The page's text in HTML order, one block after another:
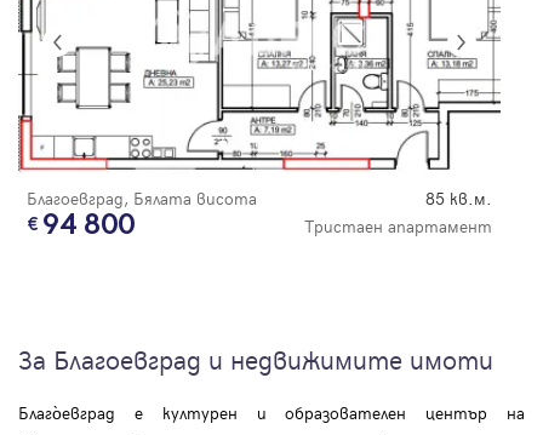
Благоевград, Бялата висота 85 кв.м.
94 800 Тристаен апартамент
За Благоевград и недвижимите имоти
Благо̀евград е културен и образователен център на